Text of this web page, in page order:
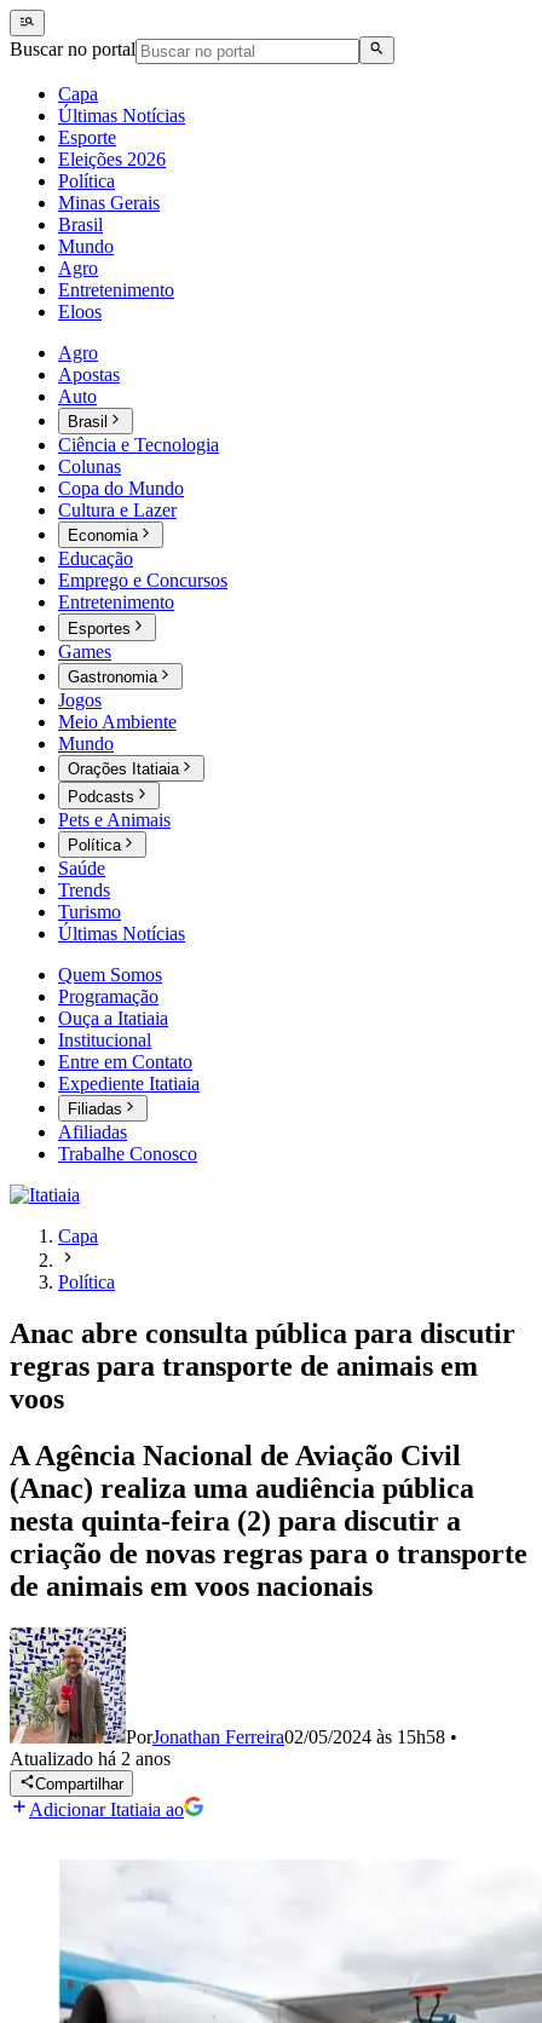
Buscar no portal
Capa
Últimas Notícias
Esporte
Eleições 2026
Política
Minas Gerais
Brasil
Mundo
Agro
Entretenimento
Eloos
Agro
Apostas
Auto
Brasil
Ciência e Tecnologia
Colunas
Copa do Mundo
Cultura e Lazer
Economia
Educação
Emprego e Concursos
Entretenimento
Esportes
Games
Gastronomia
Jogos
Meio Ambiente
Mundo
Orações Itatiaia
Podcasts
Pets e Animais
Política
Saúde
Trends
Turismo
Últimas Notícias
Quem Somos
Programação
Ouça a Itatiaia
Institucional
Entre em Contato
Expediente Itatiaia
Filiadas
Afiliadas
Trabalhe Conosco
Capa
Política
Anac abre consulta pública para discutir
regras para transporte de animais em
voos
A Agência Nacional de Aviação Civil
(Anac) realiza uma audiência pública
nesta quinta-feira (2) para discutir a
criação de novas regras para o transporte
de animais em voos nacionais
PorJonathan Ferreira02/05/2024 às 15h58 •
Atualizado há 2 anos
Compartilhar
Adicionar Itatiaia ao